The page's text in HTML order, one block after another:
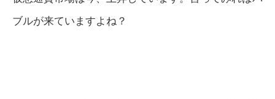
ブルが来ていますよね？